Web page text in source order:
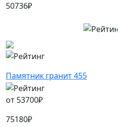
50736₽
Памятник гранит 455
от 53700₽
75180₽